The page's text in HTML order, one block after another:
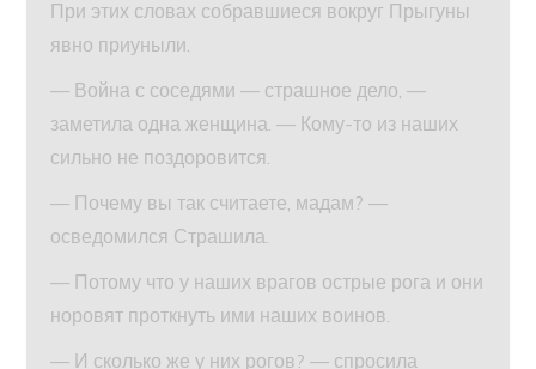
При этих словах собравшиеся вокруг Прыгуны
явно приуныли.
— Война с соседями — страшное дело, —
заметила одна женщина. — Кому-то из наших
сильно не поздоровится.
— Почему вы так считаете, мадам? —
осведомился Страшила.
— Потому что у наших врагов острые рога и они
норовят проткнуть ими наших воинов.
— И сколько же у них рогов? — спросила